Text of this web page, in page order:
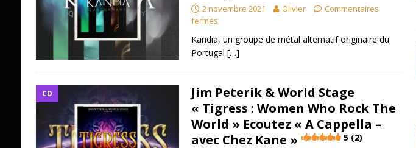
2 novembre 2021 Olivier
Commentaires
fermés
Kandia, un groupe de métal alternatif originaire du
Portugal […]
CD
Jim Peterik & World Stage
« Tigress : Women Who Rock The
World » Ecoutez « A Cappella –
avec Chez Kane »
5 (2)